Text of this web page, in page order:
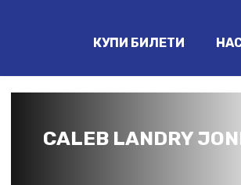
КУПИ БИЛЕТИ
CALEB LANDRY